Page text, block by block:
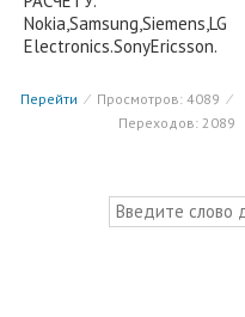
Nokia,Samsung,Siemens,LG
Electronics.SonyEricsson.
Перейти ⁄ Просмотров: 4089 ⁄
Переходов: 2089